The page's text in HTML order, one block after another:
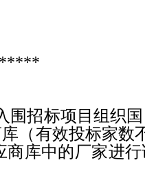
招标项目组织
（有效投标家数
库中的厂家进